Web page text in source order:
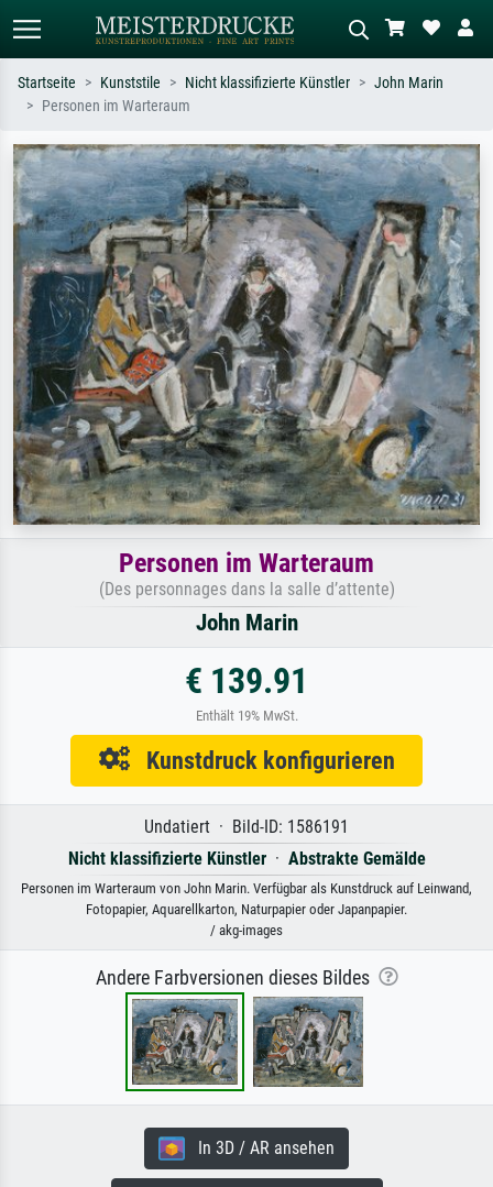
Suchen Sie nach Künstlern, Werktiteln
oder Stilen – z.B. Monet,
Sternennacht, Impressionismus, Welle
Hokusai, Akt.
Beschreiben Sie die Szene – z.B. Grüne
Wiese, Abstrakt mit viel Rot, Dunkles
Ölgemälde, Stehender Akt neben einem
Baum.
Startseite Kunststile Nicht klassifizierte Künstler
John Marin
Personen im Warteraum
Personen im Warteraum
(Des personnages dans la salle d’attente)
John Marin
€ 139.91
Enthält 19% MwSt.
Kunstdruck konfigurieren
Undatiert · Bild-ID: 1586191
Nicht klassifizierte Künstler· Abstrakte Gemälde
Personen im Warteraum von John Marin. Verfügbar als Kunstdruck auf Leinwand,
Fotopapier, Aquarellkarton, Naturpapier oder Japanpapier.
/ akg-images
Andere Farbversionen dieses Bildes
In 3D / AR ansehen